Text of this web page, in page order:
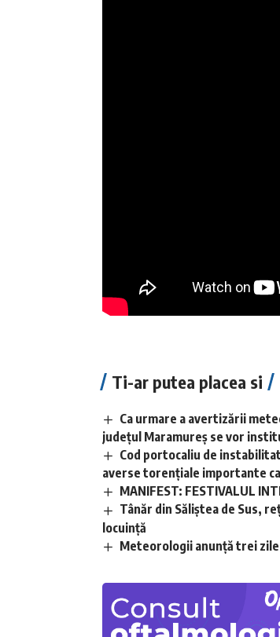
Ti-ar putea placea si
Ca urmare a avertizării
județul Maramureș se vor
Cod portocaliu de
averse torențiale importante
MANIFEST: FESTIVALUL
Tânăr din Săliștea de Sus,
locuință
Meteorologii anunță trei